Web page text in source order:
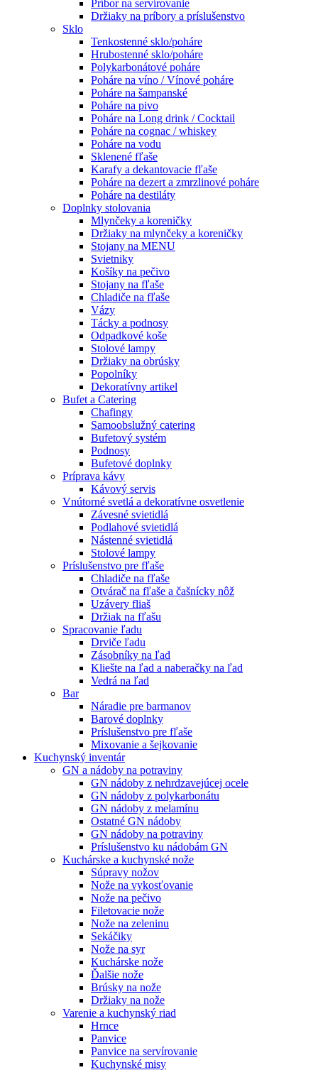
Príbor na servírovanie
Držiaky na príbory a príslušenstvo
Sklo
Tenkostenné sklo/poháre
Hrubostenné sklo/poháre
Polykarbonátové poháre
Poháre na víno / Vínové poháre
Poháre na šampanské
Poháre na pivo
Poháre na Long drink / Cocktail
Poháre na cognac / whiskey
Poháre na vodu
Sklenené fľaše
Karafy a dekantovacie fľaše
Poháre na dezert a zmrzlinové poháre
Poháre na destiláty
Doplnky stolovania
Mlynčeky a koreničky
Držiaky na mlynčeky a koreničky
Stojany na MENU
Svietniky
Košíky na pečivo
Stojany na fľaše
Chladiče na fľaše
Vázy
Tácky a podnosy
Odpadkové koše
Stolové lampy
Držiaky na obrúsky
Popolníky
Dekoratívny artikel
Bufet a Catering
Chafingy
Samoobslužný catering
Bufetový systém
Podnosy
Bufetové doplnky
Príprava kávy
Kávový servis
Vnútorné svetlá a dekoratívne osvetlenie
Závesné svietidlá
Podlahové svietidlá
Nástenné svietidlá
Stolové lampy
Príslušenstvo pre fľaše
Chladiče na fľaše
Otvárač na fľaše a čašnícky nôž
Uzávery fliaš
Držiak na fľašu
Spracovanie ľadu
Drviče ľadu
Zásobníky na ľad
Kliešte na ľad a naberačky na ľad
Vedrá na ľad
Bar
Náradie pre barmanov
Barové doplnky
Príslušenstvo pre fľaše
Mixovanie a šejkovanie
Kuchynský inventár
GN a nádoby na potraviny
GN nádoby z nehrdzavejúcej ocele
GN nádoby z polykarbonátu
GN nádoby z melamínu
Ostatné GN nádoby
GN nádoby na potraviny
Príslušenstvo ku nádobám GN
Kuchárske a kuchynské nože
Súpravy nožov
Nože na vykosťovanie
Nože na pečivo
Filetovacie nože
Nože na zeleninu
Sekáčiky
Nože na syr
Kuchárske nože
Ďalšie nože
Brúsky na nože
Držiaky na nože
Varenie a kuchynský riad
Hrnce
Panvice
Panvice na servírovanie
Kuchynské misy